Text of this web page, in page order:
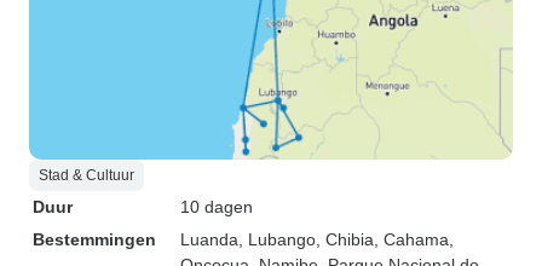
Stad & Cultuur
Duur
10 dagen
Bestemmingen
Luanda , Lubango , Chibia , Cahama